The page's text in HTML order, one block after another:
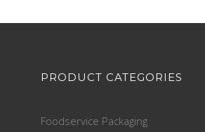
PRODUCT CATEGORIES
Foodservice Packaging